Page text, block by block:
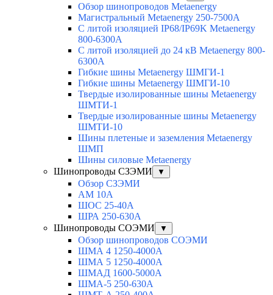
Обзор шинопроводов Metaenergy
Магистральный Metaenergy 250-7500A
С литой изоляцией IP68/IP69K Metaenergy
800-6300A
С литой изоляцией до 24 кВ Metaenergy 800-
6300A
Гибкие шины Metaenergy ШМГИ-1
Гибкие шины Metaenergy ШМГИ-10
Твердые изолированные шины Metaenergy
ШМТИ-1
Твердые изолированные шины Metaenergy
ШМТИ-10
Шины плетеные и заземления Metaenergy
ШМП
Шины силовые Metaenergy
Шинопроводы СЗЭМИ
▼
Обзор СЗЭМИ
АМ 10А
ШОС 25-40А
ШРА 250-630А
Шинопроводы СОЭМИ
▼
Обзор шинопроводов СОЭМИ
ШМА 4 1250-4000А
ШМА 5 1250-4000А
ШМАД 1600-5000А
ШМА-5 250-630А